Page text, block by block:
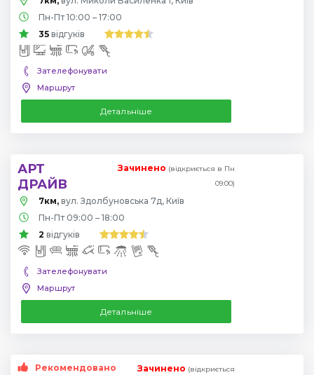
Пн-Пт 10:00 – 17:00
35 відгуків
Зателефонувати
Маршрут
Детальніше
АРТ
ДРАЙВ
Зачинено (відкриється в Пн
09:00)
7км, вул. Здолбуновська 7д, Київ
Пн-Пт 09:00 – 18:00
2 відгуків
Зателефонувати
Маршрут
Детальніше
Рекомендовано Зачинено (відкриється